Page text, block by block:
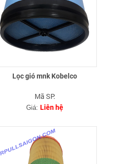
Lọc gió mnk Kobelco
Mã SP:
Giá: Liên hệ